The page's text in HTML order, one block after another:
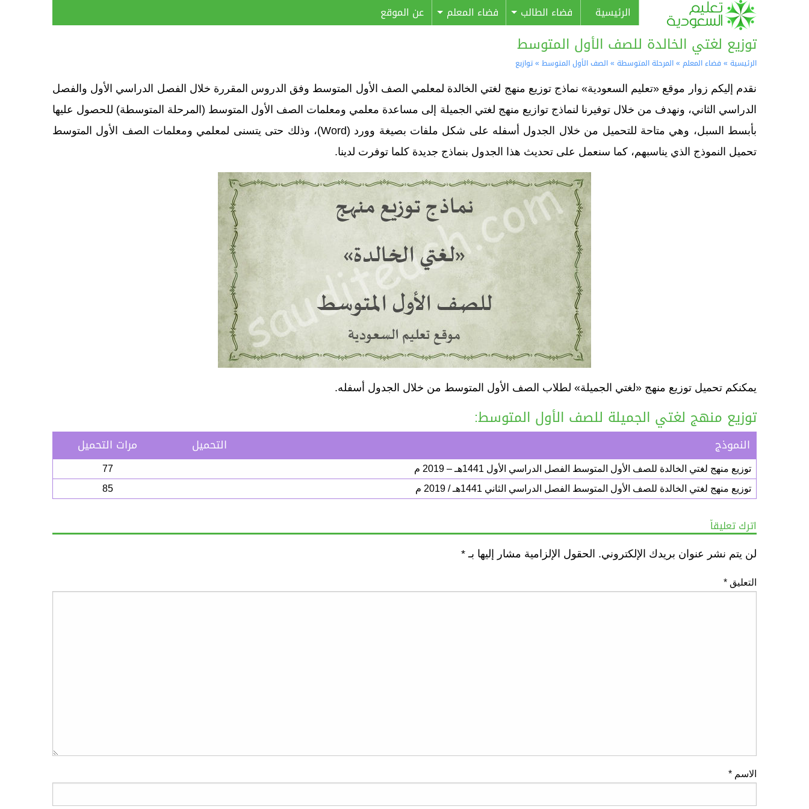
الرئيسية فضاء الطالب فضاء المعلم عن الموقع
توزيع لغتي الخالدة للصف الأول المتوسط
الرئيسية » فضاء المعلم »المرحلة المتوسطة »الصف الأول المتوسط »توازيع
نقدم إليكم زوار موقع «تعليم السعودية» نماذج توزيع منهج لغتي الخالدة لمعلمي الصف الأول المتوسط وفق الدروس المقررة خلال الفصل الدراسي الأول والفصل
الدراسي الثاني، ونهدف من خلال توفيرنا لنماذج توازيع منهج لغتي الجميلة إلى مساعدة معلمي ومعلمات الصف الأول المتوسط (المرحلة المتوسطة) للحصول عليها
بأبسط السبل، وهي متاحة للتحميل من خلال الجدول أسفله على شكل ملفات بصيغة وورد (Word)، وذلك حتى يتسنى لمعلمي ومعلمات الصف الأول المتوسط
تحميل النموذج الذي يناسبهم، كما سنعمل على تحديث هذا الجدول بنماذج جديدة كلما توفرت لدينا.
يمكنكم تحميل توزيع منهج «لغتي الجميلة» لطلاب الصف الأول المتوسط من خلال الجدول أسفله.
توزيع منهج لغتي الجميلة للصف الأول المتوسط:
النموذج التحميل مرات التحميل
توزيع منهج لغتي الخالدة للصف الأول المتوسط الفصل الدراسي الأول 1441هـ – 2019 م
77
توزيع منهج لغتي الخالدة للصف الأول المتوسط الفصل الدراسي الثاني 1441هـ / 2019 م
85
اترك تعليقاً
لن يتم نشر عنوان بريدك الإلكتروني. الحقول الإلزامية مشار إليها بـ *
التعليق *
الاسم *